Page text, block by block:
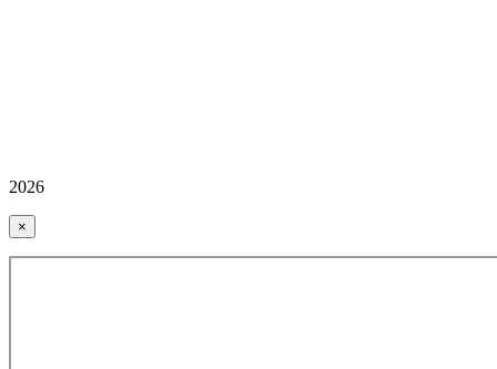
2026
×